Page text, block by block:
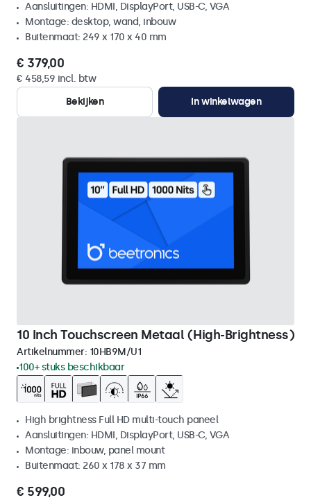
Aansluitingen: HDMI, DisplayPort, USB-C, VGA
Montage: desktop, wand, inbouw
Buitenmaat: 249 x 170 x 40 mm
€ 379,00
€ 458,59 incl. btw
Bekijken
In winkelwagen
10 Inch Touchscreen Metaal (High-Brightness)
Artikelnummer: 10HB9M/U1
100+ stuks beschikbaar
High brightness Full HD multi-touch paneel
Aansluitingen: HDMI, DisplayPort, USB-C, VGA
Montage: inbouw, panel mount
Buitenmaat: 260 x 178 x 37 mm
€ 599,00